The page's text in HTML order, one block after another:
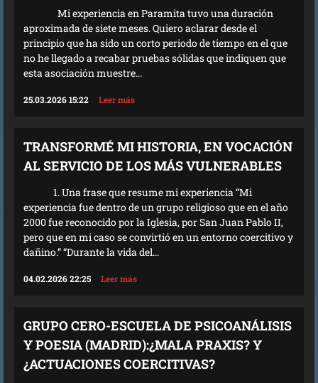
Mi experiencia en Paramita tuvo una duración
aproximada de siete meses. Quiero aclarar desde el
principio que ha sido un corto periodo de tiempo en el que
no he llegado a recabar pruebas sólidas que indiquen que
esta asociación muestre...
25.03.2026 15:22 Leer más
TRANSFORMÉ MI HISTORIA, EN VOCACIÓN
AL SERVICIO DE LOS MÁS VULNERABLES
1. Una frase que resume mi experiencia “Mi
experiencia fue dentro de un grupo religioso que en el año
2000 fue reconocido por la Iglesia, por San Juan Pablo II,
pero que en mi caso se convirtió en un entorno coercitivo y
dañino.” “Durante la vida del...
04.02.2026 22:25 Leer más
GRUPO CERO-ESCUELA DE PSICOANÁLISIS
Y POESIA (MADRID):¿MALA PRAXIS? Y
¿ACTUACIONES COERCITIVAS?